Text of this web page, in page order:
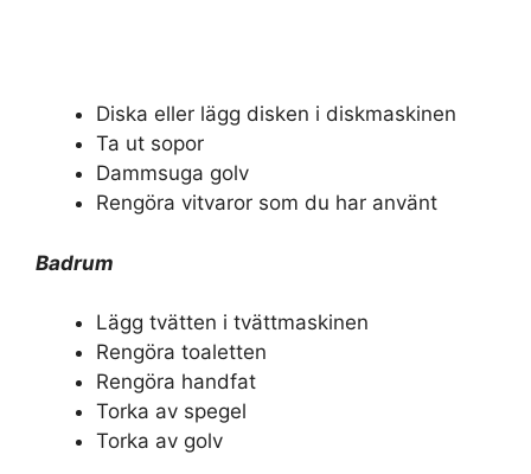
Diska eller lägg disken i diskmaskinen
Ta ut sopor
Dammsuga golv
Rengöra vitvaror som du har använt
Badrum
Lägg tvätten i tvättmaskinen
Rengöra toaletten
Rengöra handfat
Torka av spegel
Torka av golv